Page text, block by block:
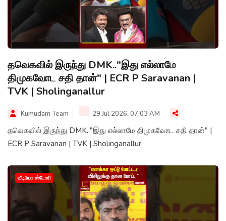
தவெகவில் இருந்து DMK.."இது எல்லாமே
திமுகவோட சதி தான்" | ECR P Saravanan |
TVK | Sholinganallur
Kumudam Team 29 Jul 2026, 07:03 AM
தவெகவில் இருந்து DMK.."இது எல்லாமே திமுகவோட சதி தான்" |
ECR P Saravanan | TVK | Sholinganallur
வீடியோ ஸ்டோரி